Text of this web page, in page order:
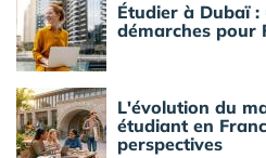
Étudier à Dubaï
démarches pour
L'évolution du
étudiant en
perspectives